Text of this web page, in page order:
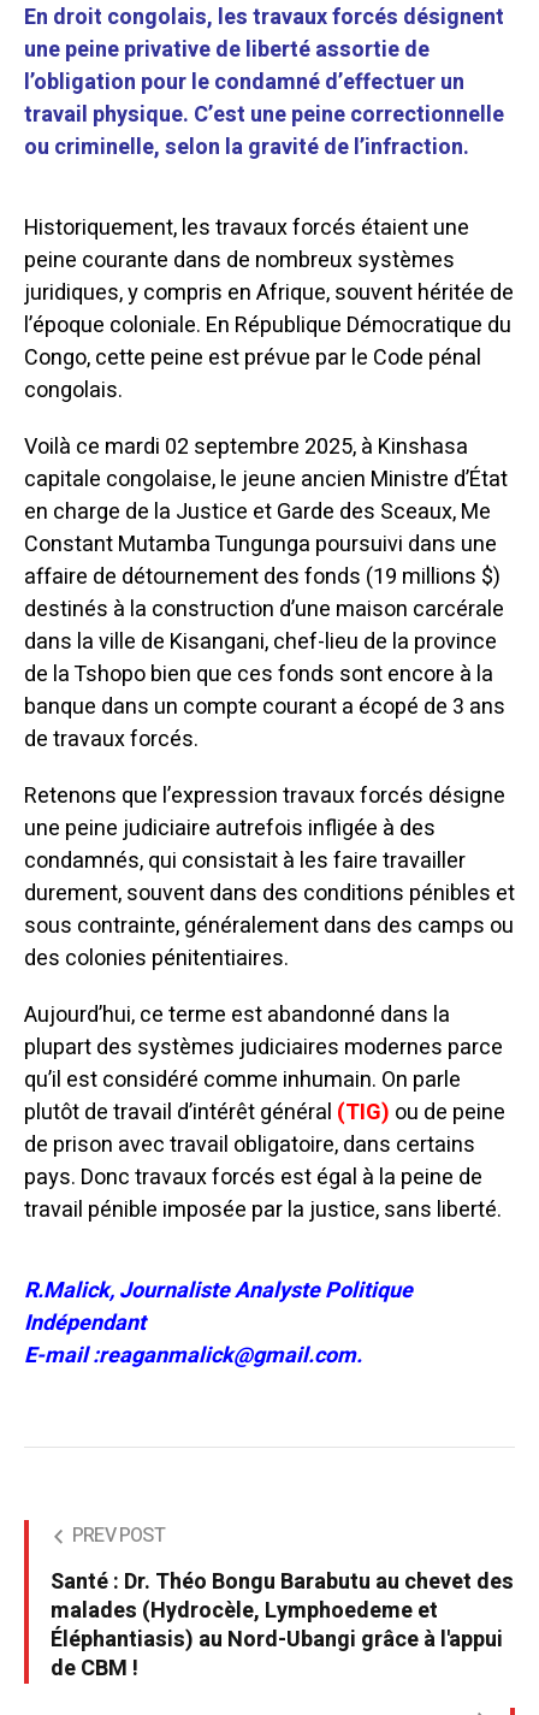
En droit congolais, les travaux forcés désignent
une peine privative de liberté assortie de
l’obligation pour le condamné d’effectuer un
travail physique. C’est une peine correctionnelle
ou criminelle, selon la gravité de l’infraction.
Historiquement, les travaux forcés étaient une
peine courante dans de nombreux systèmes
juridiques, y compris en Afrique, souvent héritée de
l’époque coloniale. En République Démocratique du
Congo, cette peine est prévue par le Code pénal
congolais.
Voilà ce mardi 02 septembre 2025, à Kinshasa
capitale congolaise, le jeune ancien Ministre d’État
en charge de la Justice et Garde des Sceaux, Me
Constant Mutamba Tungunga poursuivi dans une
affaire de détournement des fonds (19 millions $)
destinés à la construction d’une maison carcérale
dans la ville de Kisangani, chef-lieu de la province
de la Tshopo bien que ces fonds sont encore à la
banque dans un compte courant a écopé de 3 ans
de travaux forcés.
Retenons que l’expression travaux forcés désigne
une peine judiciaire autrefois infligée à des
condamnés, qui consistait à les faire travailler
durement, souvent dans des conditions pénibles et
sous contrainte, généralement dans des camps ou
des colonies pénitentiaires.
Aujourd’hui, ce terme est abandonné dans la
plupart des systèmes judiciaires modernes parce
qu’il est considéré comme inhumain. On parle
plutôt de travail d’intérêt général (TIG) ou de peine
de prison avec travail obligatoire, dans certains
pays. Donc travaux forcés est égal à la peine de
travail pénible imposée par la justice, sans liberté.
R.Malick, Journaliste Analyste Politique
Indépendant
E-mail :reaganmalick@gmail.com.
PREV POST
Santé : Dr. Théo Bongu Barabutu au chevet des
malades (Hydrocèle, Lymphoedeme et
Éléphantiasis) au Nord-Ubangi grâce à l'appui
de CBM !